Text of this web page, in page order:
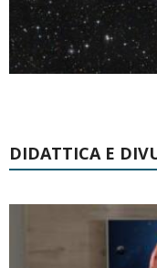
DIDATTICA E